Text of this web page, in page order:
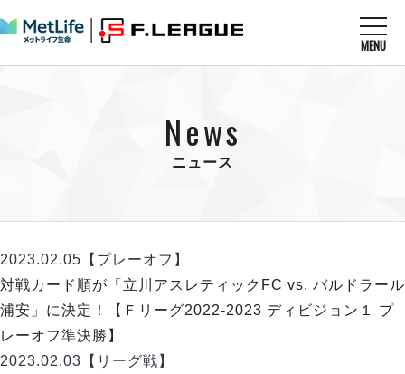
MENU
U-23選抜
クラブ
チケット
メディア情報
フットサル日本代表
その他
MATCHES
順位表
戦績表
警告・退場・出場停止選手
個人ランキング｜ゴール
個人ランキング｜シュート
メットライフ生命Ｆ１リーグ
エスポラーダ北海道
バルドラール浦安
フウガドールすみだ
チケットを買う TICKET
アリーナ情報
News
ニュース
2023.02.05 【プレーオフ】
対戦カード順が「立川アスレティックFC vs. バルドラール
浦安」に決定！【Ｆリーグ2022-2023 ディビジョン１ プ
レーオフ準決勝】
2023.02.03 【リーグ戦】